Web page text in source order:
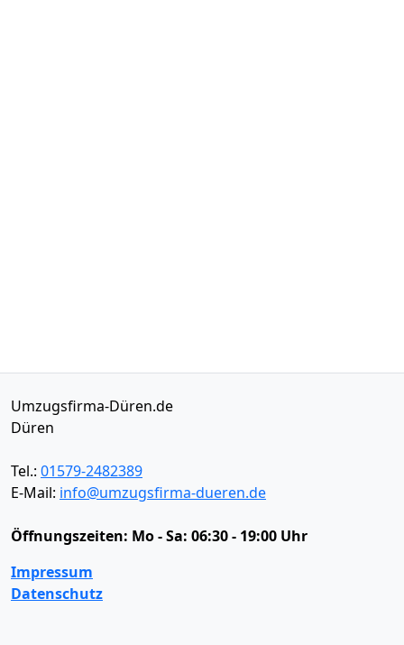
Umzugsfirma-Düren.de
Düren
Tel.: 01579-2482389
E-Mail: info@umzugsfirma-dueren.de
Öffnungszeiten: Mo - Sa: 06:30 - 19:00 Uhr
Impressum
Datenschutz